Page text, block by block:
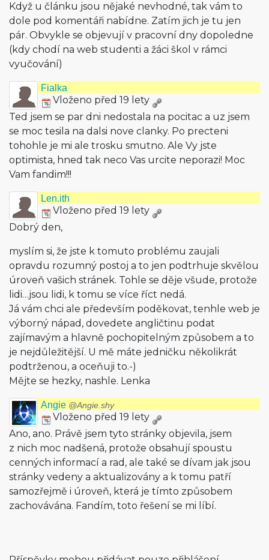
Když u článku jsou nějaké nevhodné, tak vám to
dole pod komentáři nabídne. Zatím jich je tu jen
pár. Obvykle se objevují v pracovní dny dopoledne
(kdy chodí na web studenti a žáci škol v rámci
vyučování)
Fialka
Vloženo před 19 lety
Ted jsem se par dni nedostala na pocitac a uz jsem
se moc tesila na dalsi nove clanky. Po precteni
tohohle je mi ale trosku smutno. Ale Vy jste
optimista, hned tak neco Vas urcite neporazi! Moc
Vam fandim!!!
Len.ith
Vloženo před 19 lety
Dobrý den,
myslím si, že jste k tomuto problému zaujali
opravdu rozumný postoj a to jen podtrhuje skvělou
úroveň vašich stránek. Tohle se děje všude, protože
lidi…jsou lidi, k tomu se více říct nedá.
Já vám chci ale především poděkovat, tenhle web je
výborný nápad, dovedete angličtinu podat
zajímavým a hlavně pochopitelným způsobem a to
je nejdůležitější. U mě máte jedničku několikrát
podtrženou, a oceňuji to.-)
Mějte se hezky, nashle. Lenka
Angie @Angie.shy
Vloženo před 19 lety
Ano, ano. Právě jsem tyto stránky objevila, jsem
z nich moc nadšená, protože obsahují spoustu
cenných informací a rad, ale také se dívam jak jsou
stránky vedeny a aktualizovány a k tomu patří
samozřejmě i úroveň, která je tímto způsobem
zachovávána. Fandím, toto řešení se mi líbí.